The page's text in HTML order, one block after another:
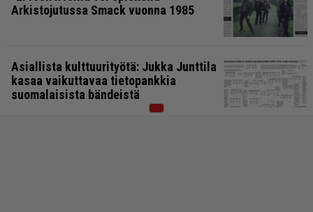
Arkistojutussa Smack vuonna 1985
Asiallista kulttuurityötä: Jukka Junttila
kasaa vaikuttavaa tietopankkia
suomalaisista bändeistä